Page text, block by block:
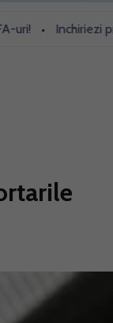
Inchiriezi prin